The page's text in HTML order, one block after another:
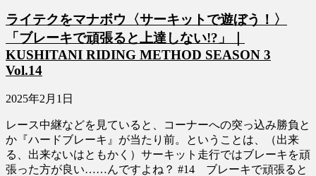
ライテクをマナボウ〈サーキットで遊ぼう！〉
「ブレーキで頑張ると上達しない!?」｜
KUSHITANI RIDING METHOD SEASON 3
Vol.14
2025年2月1日
レース中継などを見ていると、コーナーへの突っ込み勝負と
か『ハードブレーキ』が当たり前。ということは、（出来
る、出来ないはともかく）サーキット走行ではブレーキを頑
張った方が良い……んですよね？ #14 ブレーキで頑張ると